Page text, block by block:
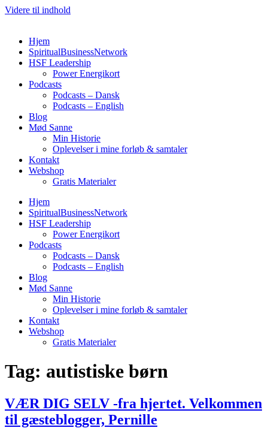
Videre til indhold
Hjem
SpiritualBusinessNetwork
HSF Leadership
Power Energikort
Podcasts
Podcasts – Dansk
Podcasts – English
Blog
Mød Sanne
Min Historie
Oplevelser i mine forløb & samtaler
Kontakt
Webshop
Gratis Materialer
Hjem
SpiritualBusinessNetwork
HSF Leadership
Power Energikort
Podcasts
Podcasts – Dansk
Podcasts – English
Blog
Mød Sanne
Min Historie
Oplevelser i mine forløb & samtaler
Kontakt
Webshop
Gratis Materialer
Tag: autistiske børn
VÆR DIG SELV -fra hjertet. Velkommen
til gæsteblogger, Pernille